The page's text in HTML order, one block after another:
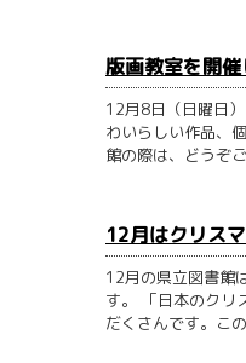
版画教室を開
12月8日（日曜日
わいらしい作品、
館の際は、どうぞ
12月はクリス
12月の県立図書館
す。 「日本のクリ
だくさんです。こ